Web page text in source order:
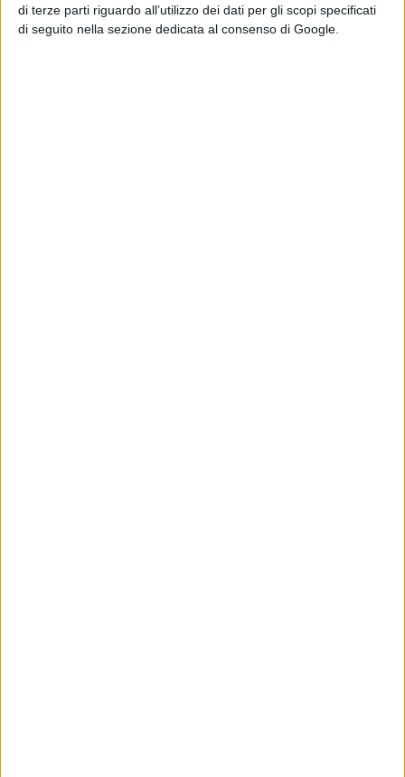
di terze parti riguardo all’utilizzo dei dati per gli scopi specificati
di seguito nella sezione dedicata al consenso di Google.
alkm 25, ha coinvolto circa unanovantina di corridori, e non ha
consentito all’avanguardia del secondo troncone di guadagnare